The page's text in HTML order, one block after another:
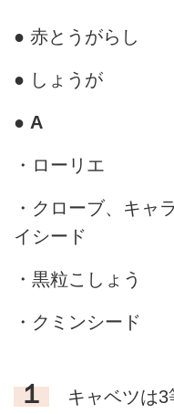
● 赤とうがらし
● しょうが
● A
・ローリエ
・クローブ、キャ
イシード
・黒粒こしょう
・クミンシード
１
キャベツは3